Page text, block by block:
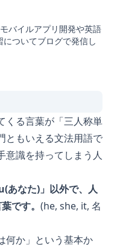
バイルアプリ開発や英語
ついてブログで発信し
くる言葉が「三人称単
ともいえる文法用語で
意識を持ってしまう人
あなた)」以外で、人
です。 (he, she, it, 名
何か」という基本か